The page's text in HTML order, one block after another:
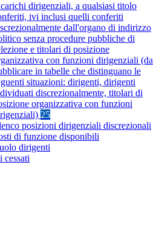
dirigenziali, a qualsiasi titolo
ivi inclusi quelli conferiti
dall'organo di indirizzo
senza procedure pubbliche di
e titolari di posizione
con funzioni dirigenziali (da
in tabelle che distinguano le
situazioni: dirigenti, dirigenti
discrezionalmente, titolari di
organizzativa con funzioni
25
posizioni dirigenziali discrezionali
di funzione disponibili
dirigenti
cessati